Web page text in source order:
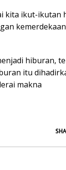
kita ikut-ikutan
hiburan,
itu
makna